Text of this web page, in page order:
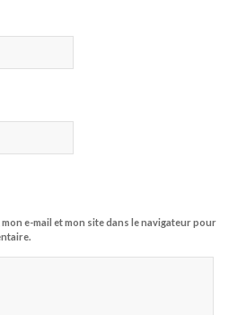
e-mail et mon site dans le navigateur pour